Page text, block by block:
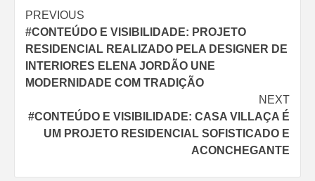
Continue
Reading
PREVIOUS
#CONTEÚDO E VISIBILIDADE: PROJETO
RESIDENCIAL REALIZADO PELA DESIGNER DE
INTERIORES ELENA JORDÃO UNE
MODERNIDADE COM TRADIÇÃO
NEXT
#CONTEÚDO E VISIBILIDADE: CASA VILLAÇA É
UM PROJETO RESIDENCIAL SOFISTICADO E
ACONCHEGANTE